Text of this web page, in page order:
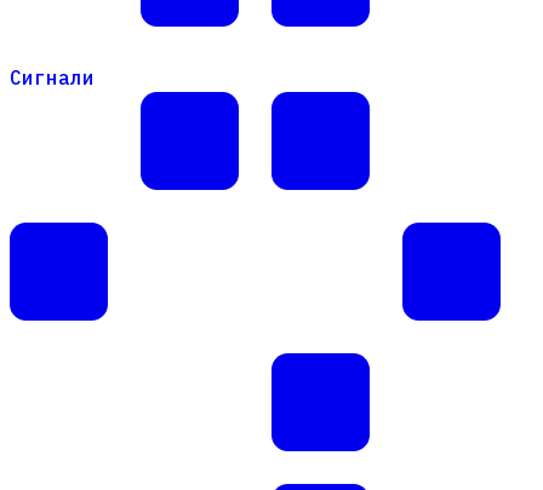
Сигнали